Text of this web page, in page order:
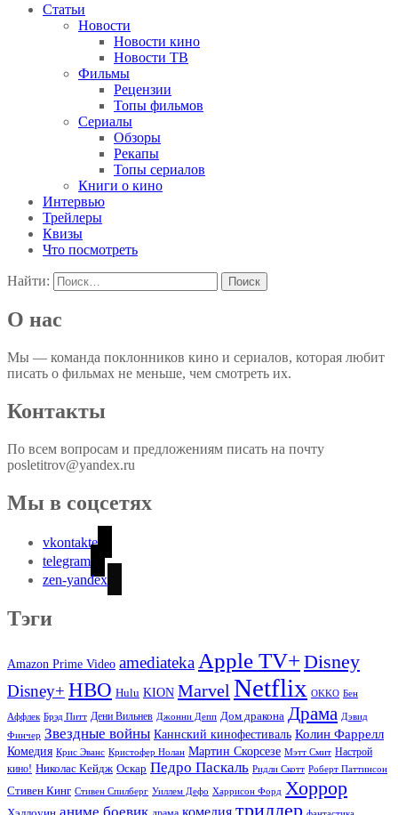
Статьи
Новости
Новости кино
Новости ТВ
Фильмы
Рецензии
Топы фильмов
Сериалы
Обзоры
Рекапы
Топы сериалов
Книги о кино
Интервью
Трейлеры
Квизы
Что посмотреть
Найти:
О нас
Мы — команда поклонников кино и сериалов, которая любит
писать о фильмах не меньше, чем смотреть их.
Контакты
По всем вопросам и предложениям писать на почту
posletitrov@yandex.ru
Мы в соцсетях
vkontakte
telegram
zen-yandex
Тэги
Amazon Prime Video amediateka Apple TV+ Disney
Disney+ HBO Hulu KION Marvel Netflix OKKO Бен
Аффлек Брэд Питт Дени Вильнев Джонни Депп Дом дракона Драма Дэвид
Финчер Звездные войны Каннский кинофестиваль Колин Фаррелл
Комедия Крис Эванс Кристофер Нолан Мартин Скорсезе Мэтт Смит Настрой
кино! Николас Кейдж Оскар Педро Паскаль Ридли Скотт Роберт Паттинсон
Стивен Кинг Стивен Спилберг Уиллем Дефо Харрисон Форд Хоррор
комедия триллер